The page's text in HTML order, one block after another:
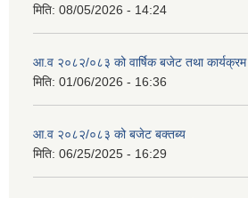
मिति: 08/05/2026 - 14:24
आ.व २०८२/०८३ को वार्षिक बजेट तथा कार्यक्रम
मिति: 01/06/2026 - 16:36
आ.व २०८२/०८३ को बजेट बक्तब्य
मिति: 06/25/2025 - 16:29